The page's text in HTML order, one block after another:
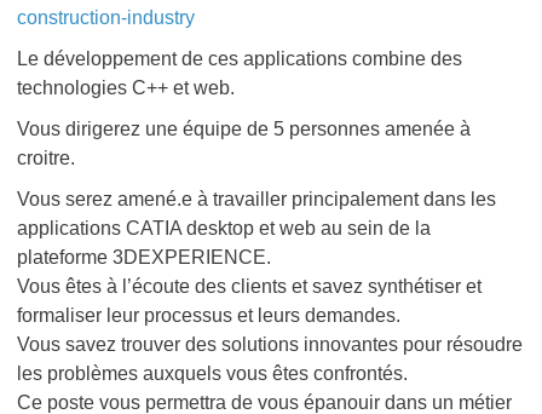
construction-industry
Le développement de ces applications combine des
technologies C++ et web.
Vous dirigerez une équipe de 5 personnes amenée à
croitre.
Vous serez amené.e à travailler principalement dans les
applications CATIA desktop et web au sein de la
plateforme 3DEXPERIENCE.
Vous êtes à l’écoute des clients et savez synthétiser et
formaliser leur processus et leurs demandes.
Vous savez trouver des solutions innovantes pour résoudre
les problèmes auxquels vous êtes confrontés.
Ce poste vous permettra de vous épanouir dans un métier